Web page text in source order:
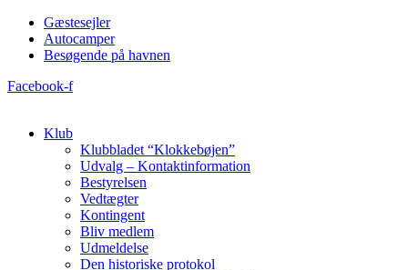
Videre
indhold
Gæstesejler
Autocamper
Besøgende på havnen
Facebook-f
Klub
Klubbladet “Klokkebøjen”
Udvalg – Kontaktinformation
Bestyrelsen
Vedtægter
Kontingent
Bliv medlem
Udmeldelse
Den historiske protokol